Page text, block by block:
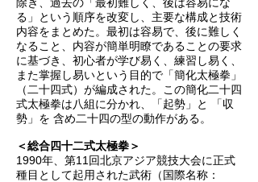
る」という順序を改変し、主要な構成と技術
内容をまとめた。最初は容易で、後に難しく
なること、内容が簡単明瞭であることの要求
に基づき、初心者が学び易く、練習し易く、
また掌握し易いという目的で「簡化太極拳」
（二十四式）が編成された。この簡化二十四
式太極拳は八組に分かれ、「起勢」と 「収
勢」を 含め二十四の型の動作がある。
＜総合四十二式太極拳＞
1990年、第11回北京アジア競技大会に正式
種目として起用された武術（国際名称：